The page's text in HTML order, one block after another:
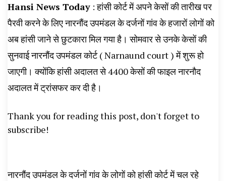
Hansi News Today : हांसी कोर्ट में अपने केसों की तारीख पर
पैरवी करने के लिए नारनौंद उपमंडल के दर्जनों गांव के हजारों लोगों को
अब हांसी जाने से छुटकारा मिल गया है। सोमवार से उनके केसों की
सुनवाई नारनौंद उपमंडल कोर्ट ( Narnaund court ) में शुरू हो
जाएगी। क्योंकि हांसी अदालत से 4400 केसों की फाइल नारनौद
अदालत में ट्रांसफर कर दी है।
Thank you for reading this post, don't forget to
subscribe!
नारनौंद उपमंडल के दर्जनों गांव के लोगों को हांसी कोर्ट में चल रहे